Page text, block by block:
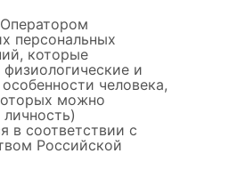
персональных
которые
и
человека,
можно
личность)
в соответствии с
Российской